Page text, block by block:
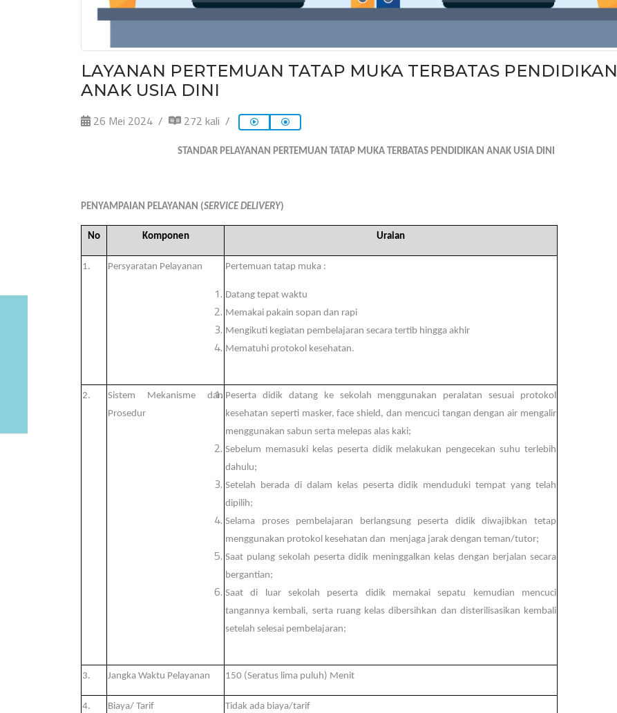
LAYANAN PERTEMUAN TATAP MUKA TERBATAS PENDIDIKAN
ANAK USIA DINI
26 Mei 2024 272 kali
STANDAR PELAYANAN PERTEMUAN TATAP MUKA TERBATAS PENDIDIKAN ANAK USIA DINI
PENYAMPAIAN PELAYANAN (SERVICE DELIVERY)
No Komponen Uraian
1. Persyaratan Pelayanan Pertemuan tatap muka :
Datang tepat waktu
Memakai pakain sopan dan rapi
Mengikuti kegiatan pembelajaran secara tertib hingga akhir
Mematuhi protokol kesehatan.
2.
Sistem Mekanisme dan
Prosedur
Peserta didik datang ke sekolah menggunakan peralatan sesuai protokol
kesehatan seperti masker, face shield, dan mencuci tangan dengan air mengalir
menggunakan sabun serta melepas alas kaki;
Sebelum memasuki kelas peserta didik melakukan pengecekan suhu terlebih
dahulu;
Setelah berada di dalam kelas peserta didik menduduki tempat yang telah
dipilih;
Selama proses pembelajaran berlangsung peserta didik diwajibkan tetap
menggunakan protokol kesehatan dan menjaga jarak dengan teman/tutor;
Saat pulang sekolah peserta didik meninggalkan kelas dengan berjalan secara
bergantian;
Saat di luar sekolah peserta didik memakai sepatu kemudian mencuci
tangannya kembali, serta ruang kelas dibersihkan dan disterilisasikan kembali
setelah selesai pembelajaran;
3. Jangka Waktu Pelayanan 150 (Seratus lima puluh) Menit
4. Biaya/ Tarif Tidak ada biaya/tarif